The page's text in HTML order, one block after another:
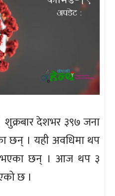
शुक्रबार देशभर ३९७ जना
छन् । यही अवधिमा थप
भएका छन् । आज थप ३
छ ।